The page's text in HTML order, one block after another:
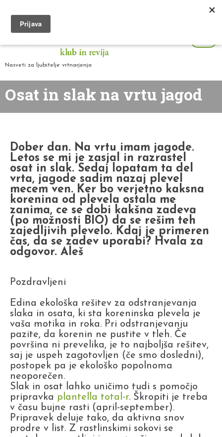
Nasveti za ljubitelje vrtnarjenja
Osat in slak na vrtu jagod
Dober dan. Na vrtu imam jagode.
Letos se mi je zasjal in razrastel
osat in slak. Sedaj lopatam ta del
vrta, jagode sadim nazaj plevel
mecem ven. Ker bo verjetno kaksna
korenina od plevela ostala me
zanima, ce se dobi kakšna zadeva
(po možnosti BIO) da se rešim teh
zajedljivih plevelo. Kdaj je primeren
čas, da se zadev uporabi? Hvala za
odgovor. Aleš
Pozdravljeni
Edina ekološka rešitev za odstranjevanja
slaka in osata, ki sta koreninska plevela je
vaša motika in roka. Pri odstranjevanju
pazite, da korenin ne pustite v tleh. Če
površina ni prevelika, je to najboljša rešitev,
saj je uspeh zagotovljen (če smo dosledni),
postopek pa je ekološko popolnoma
neoporečen.
Slak in osat lahko uničimo tudi s pomočjo
pripravka plantella total-r. Škropiti je treba
v času bujne rasti (april-september).
Pripravek deluje tako, da aktivna snov
prodre v list. Z rastlinskimi sokovi se